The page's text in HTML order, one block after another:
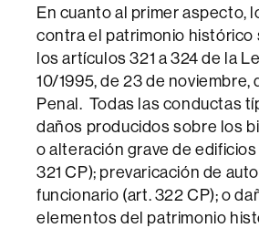
En cuanto al primer aspecto,
contra el patrimonio histórico
los artículos 321 a 324 de la
10/1995, de 23 de noviembre,
Penal. Todas las conductas
daños producidos sobre los
o alteración grave de
321 CP); prevaricación de
funcionario (art. 322 CP); o
elementos del patrimonio